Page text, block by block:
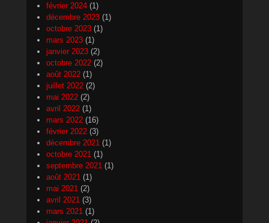
février 2024 (1)
décembre 2023 (1)
octobre 2023 (1)
mars 2023 (1)
janvier 2023 (2)
octobre 2022 (2)
août 2022 (1)
juillet 2022 (2)
mai 2022 (2)
avril 2022 (1)
mars 2022 (16)
février 2022 (3)
décembre 2021 (1)
octobre 2021 (1)
septembre 2021 (1)
août 2021 (1)
mai 2021 (2)
avril 2021 (3)
mars 2021 (1)